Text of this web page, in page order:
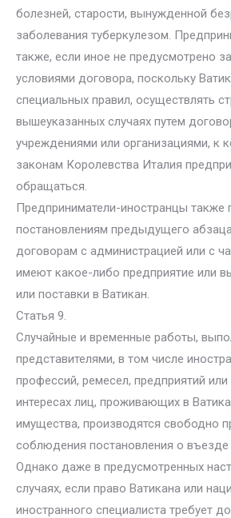
болезней, старости, вынужденной
заболевания туберкулезом.
также, если иное не предусмотрено
условиями договора, поскольку
специальных правил, осуществлять
вышеуказанных случаях путем
учреждениями или организациями, к
законам Королевства Италия
обращаться.
Предприниматели-иностранцы также
постановлениям предыдущего
договорам с администрацией или с
имеют какое-либо предприятие или
или поставки в Ватикан.
Статья 9.
Случайные и временные работы,
представителями, в том числе
профессий, ремесел, предприятий или
интересах лиц, проживающих в
имущества, производятся свободно
соблюдения постановления о въезде
Однако даже в предусмотренных
случаях, если право Ватикана или
иностранного специалиста требует